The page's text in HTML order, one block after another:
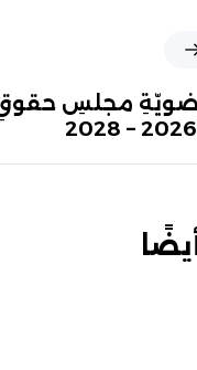
مجلسِ حقوقِ